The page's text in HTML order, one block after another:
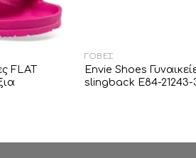
FLAT
ΓΌΒΕΣ
Envie Shoes
slingback E84-